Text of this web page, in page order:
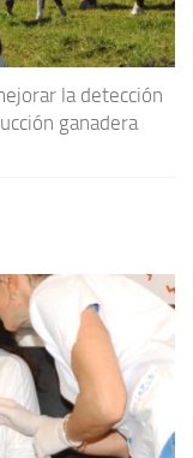
la detección
ganadera